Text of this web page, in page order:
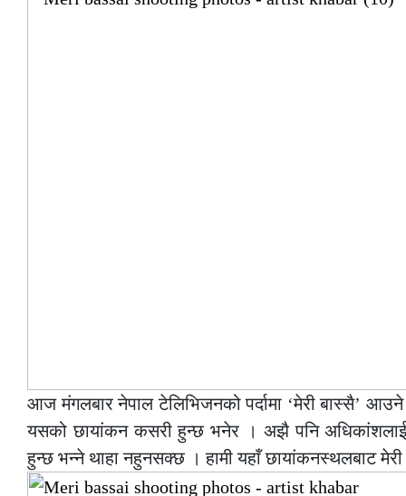
आज मंगलबार नेपाल टेलिभिजनको पर्दामा ‘मेरी बास्सै’
यसको छायांकन कसरी हुन्छ भनेर । अझै पनि अधिकांशलाई
हुन्छ भन्ने थाहा नहुनसक्छ । हामी यहाँ छायांकनस्थलबाट